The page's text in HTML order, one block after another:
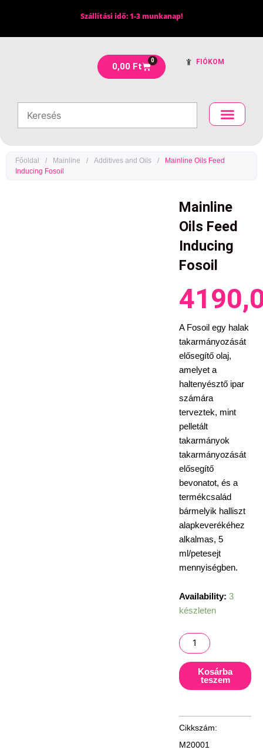
Szállítási idő: 1-3 munkanap!
0,00 Ft
0
Kosár FIÓKOM
Főoldal / Mainline / Additives and Oils /
Mainline Oils Feed
Inducing Fosoil
Mainline
Oils Feed
Inducing
Fosoil
A Fosoil egy halak
takarmányozását
elősegítő olaj,
amelyet a
haltenyésztő ipar
számára
terveztek, mint
pelletált
takarmányok
takarmányozását
elősegítő
bevonatot, és a
termékcsalád
bármelyik halliszt
alapkeverékéhez
alkalmas, 5
ml/petesejt
mennyiségben.
Availability: 3
készleten
Mainline
Oils
Inducing
Fosoil
mennyiség
Kosárba
teszem
M20001